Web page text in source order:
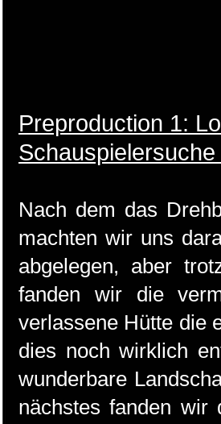
Preproduction 1:
Nach dem das
machten wir uns
abgelegen, aber
fanden wir die
verlassene Hütte die
dies noch wirklich
wunderbare
nächstes fanden wir